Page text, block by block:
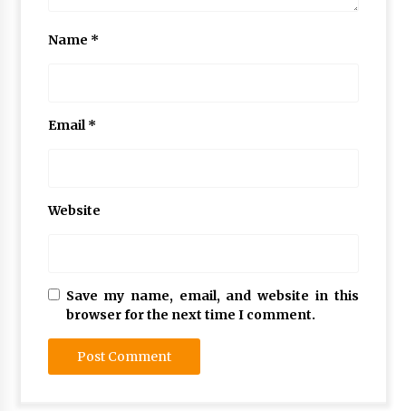
Name *
Email*
Website
Save my name, email, and website in this
browser for the next time I comment.